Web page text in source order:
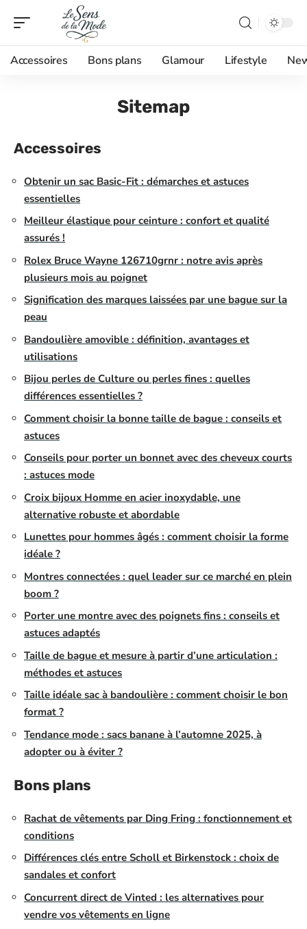
Accessoires Bons plans Glamour Lifestyle
Sitemap
Accessoires
Obtenir un sac Basic-Fit : démarches et astuces
essentielles
Meilleur élastique pour ceinture : confort et qualité
assurés !
Rolex Bruce Wayne 126710grnr : notre avis après
plusieurs mois au poignet
Signification des marques laissées par une bague sur la
peau
Bandoulière amovible : définition, avantages et
utilisations
Bijou perles de Culture ou perles fines : quelles
différences essentielles ?
Comment choisir la bonne taille de bague : conseils et
astuces
Conseils pour porter un bonnet avec des cheveux courts
: astuces mode
Croix bijoux Homme en acier inoxydable, une
alternative robuste et abordable
Lunettes pour hommes âgés : comment choisir la forme
idéale ?
Montres connectées : quel leader sur ce marché en plein
boom ?
Porter une montre avec des poignets fins : conseils et
astuces adaptés
Taille de bague et mesure à partir d’une articulation :
méthodes et astuces
Taille idéale sac à bandoulière : comment choisir le bon
format ?
Tendance mode : sacs banane à l’automne 2025, à
adopter ou à éviter ?
Bons plans
Rachat de vêtements par Ding Fring : fonctionnement et
conditions
Différences clés entre Scholl et Birkenstock : choix de
sandales et confort
Concurrent direct de Vinted : les alternatives pour
vendre vos vêtements en ligne